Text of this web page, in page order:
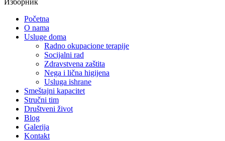
Изборник
Početna
O nama
Usluge doma
Radno okupacione terapije
Socijalni rad
Zdravstvena zaštita
Nega i lična higijena
Usluga ishrane
Smeštajni kapacitet
Stručni tim
Društveni život
Blog
Galerija
Kontakt